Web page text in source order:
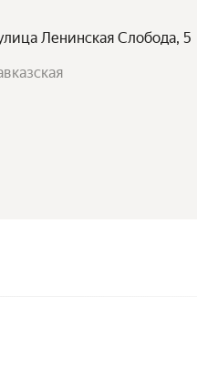
Ленинская Слобода, 5